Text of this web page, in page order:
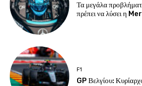
Τα μεγάλα
πρέπει να λύσει η
F1
GP Βελγίου: